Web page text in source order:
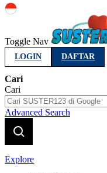
Toggle Nav
LOGIN DAFTAR
Cari
Cari
Advanced Search
Explore